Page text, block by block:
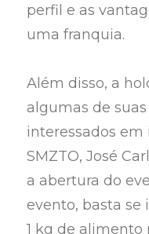
perfil e as
uma franquia.
Além disso, a
algumas de
interessados
SMZTO, José
a abertura do
evento, basta se
1 kg de alimento